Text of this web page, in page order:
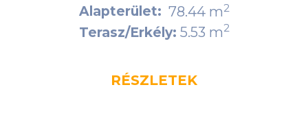
Alapterület: 78.44 m2
Terasz/Erkély: 5.53 m2
RÉSZLETEK